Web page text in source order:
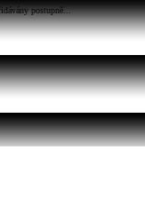
postupně...